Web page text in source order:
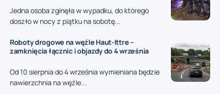
Jedna osoba zginęła w wypadku, do którego
doszło w nocy z piątku na sobotę...
Roboty drogowe na węźle Haut-Ittre –
zamknięcia łącznic i objazdy do 4 września
Od 10 sierpnia do 4 września wymieniana będzie
nawierzchnia na węźle...